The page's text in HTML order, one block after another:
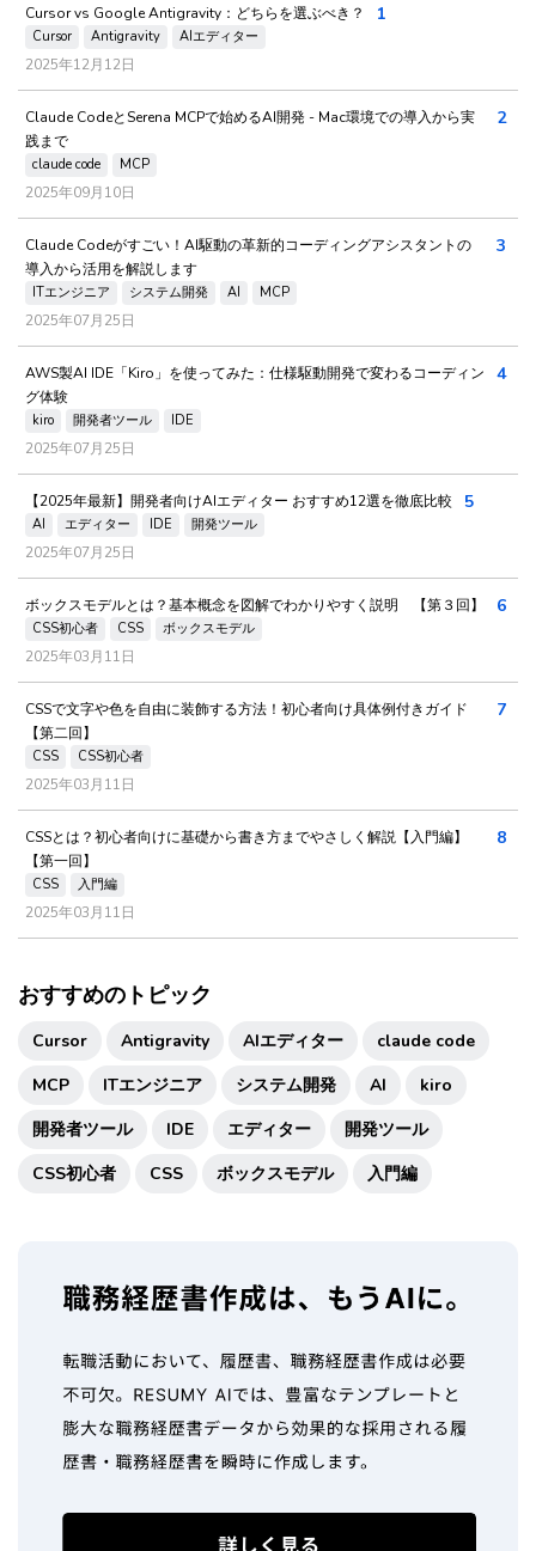
Cursor vs Google Antigravity：どちらを選ぶべき？
Cursor Antigravity AIエディター
2025年12月12日
1
Claude CodeとSerena MCPで始めるAI開発 - Mac環境での導入から実
践まで
claude code MCP
2025年09月10日
2
Claude Codeがすごい！AI駆動の革新的コーディングアシスタントの
導入から活用を解説します
ITエンジニア システム開発 AI MCP
2025年07月25日
3
AWS製AI IDE「Kiro」を使ってみた：仕様駆動開発で変わるコーディン
グ体験
kiro 開発者ツール IDE
2025年07月25日
4
【2025年最新】開発者向けAIエディター おすすめ12選を徹底比較
AI エディター IDE 開発ツール
2025年07月25日
5
ボックスモデルとは？基本概念を図解でわかりやすく説明 【第３回】
CSS初心者 CSS ボックスモデル
2025年03月11日
6
CSSで文字や色を自由に装飾する方法！初心者向け具体例付きガイド
【第二回】
CSS CSS初心者
2025年03月11日
7
CSSとは？初心者向けに基礎から書き方までやさしく解説【入門編】
【第一回】
CSS 入門編
2025年03月11日
8
おすすめのトピック
Cursor Antigravity AIエディター
claude code
MCP
ITエンジニア システム開発 AI
kiro
開発者ツール
IDE エディター
開発ツール
CSS初心者
CSS ボックスモデル 入門編